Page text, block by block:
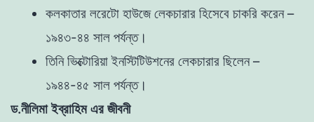
কলকাতার লরেটো হাউজে লেকচারার হিসেবে চাকরি করেন –
১৯৪৩-৪৪ সাল পর্যন্ত।
তিনি ভিক্টোরিয়া ইনস্টিটিউশনের লেকচারার ছিলেন –
১৯৪৪-৪৫ সাল পর্যন্ত।
ড.নীলিমা ইব্রাহিম এর জীবনী